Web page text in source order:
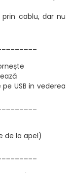
cablu, dar nu
USB in vederea
de la apel)